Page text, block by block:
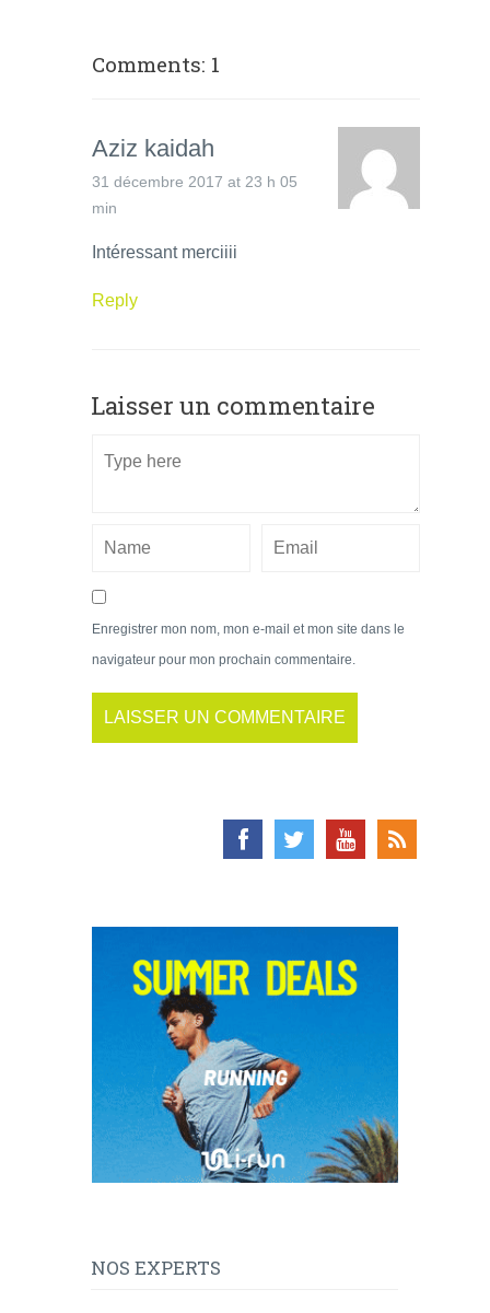
Comments: 1
Aziz kaidah
31 décembre 2017 at 23 h 05
min
Intéressant merciiii
Reply
Laisser un commentaire
Enregistrer mon nom, mon e-mail et mon site dans le
navigateur pour mon prochain commentaire.
NOS EXPERTS